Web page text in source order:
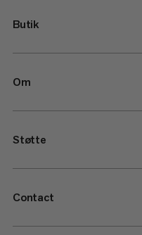
Butik
Om
Støtte
Contact